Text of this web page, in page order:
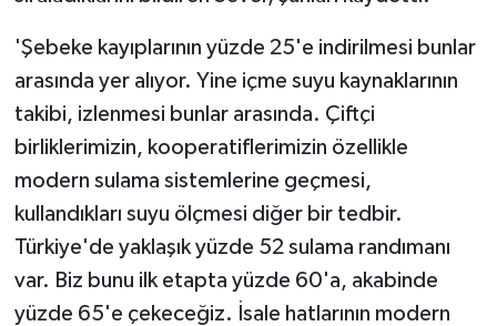
'Şebeke kayıplarının yüzde 25'e indirilmesi bunlar
arasında yer alıyor. Yine içme suyu kaynaklarının
takibi, izlenmesi bunlar arasında. Çiftçi
birliklerimizin, kooperatiflerimizin özellikle
modern sulama sistemlerine geçmesi,
kullandıkları suyu ölçmesi diğer bir tedbir.
Türkiye'de yaklaşık yüzde 52 sulama randımanı
var. Biz bunu ilk etapta yüzde 60'a, akabinde
yüzde 65'e çekeceğiz. İsale hatlarının modern